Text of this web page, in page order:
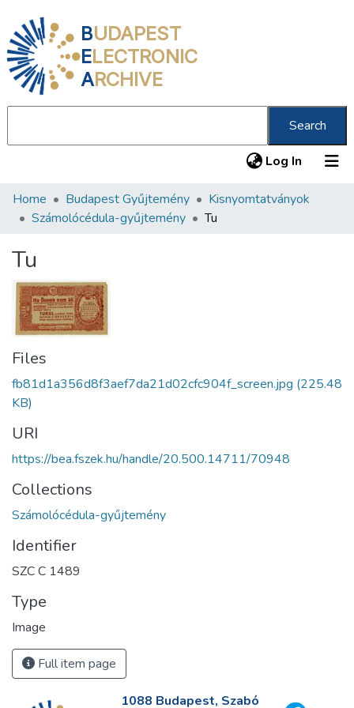
BUDAPEST
ELECTRONIC
ARCHIVE
Search
Log In (current)
Communities & Collections
Statistics
About us
Home Budapest Gyűjtemény
Kisnyomtatványok
Számolócédula-gyűjtemény
Tu
Tu
Files
fb81d1a356d8f3aef7da21d02cfc904f_screen.jpg (225.48
KB)
URI
https://bea.fszek.hu/handle/20.500.14711/70948
Collections
Számolócédula-gyűjtemény
Identifier
SZC C 1489
Type
Image
Full item page
1088 Budapest, Szabó